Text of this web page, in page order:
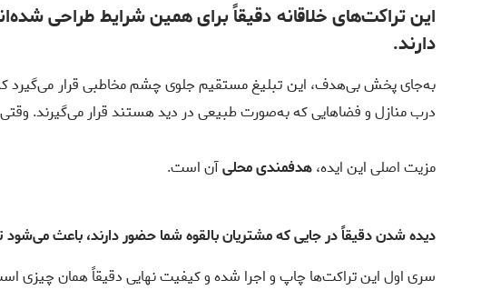
این تراکت‌های خلاقانه دقیقاً برای همین شرایط طراحی
دارند.
به‌جای پخش بی‌هدف، این تبلیغ مستقیم جلوی چشم مخاطبی قرار می‌گیرد که
درب منازل و فضاهایی که به‌صورت طبیعی در دید هستند قرار می‌گیرند.
مزیت اصلی این ایده،هدفمندی محلیآن است.
دیده شدن دقیقاً در جایی که مشتریان بالقوه شما حضور دارند، باعث
سری اول این تراکت‌ها چاپ و اجرا شده و کیفیت نهایی دقیقاً همان چیزی